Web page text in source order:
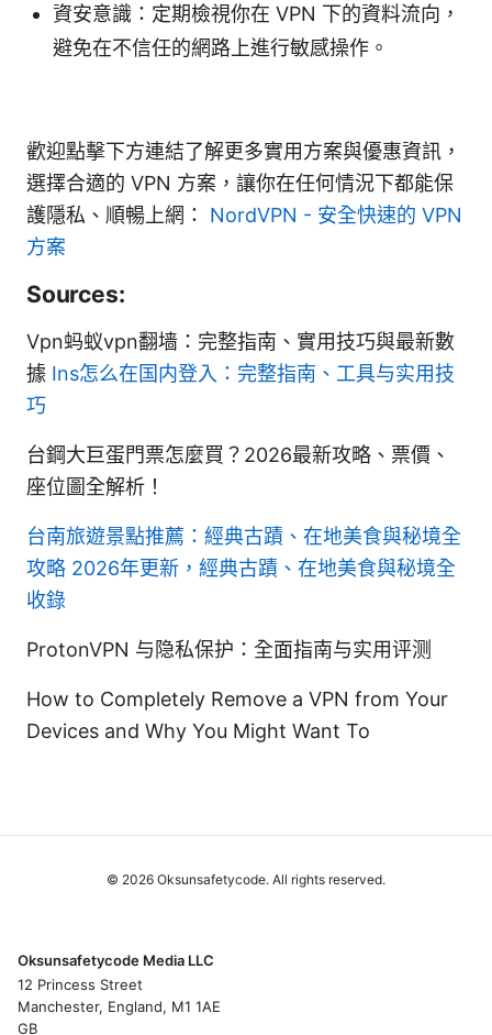
資安意識：定期檢視你在 VPN 下的資料流向，
避免在不信任的網路上進行敏感操作。
歡迎點擊下方連結了解更多實用方案與優惠資訊，
選擇合適的 VPN 方案，讓你在任何情況下都能保
護隱私、順暢上網： NordVPN - 安全快速的 VPN
方案
Sources:
Vpn蚂蚁vpn翻墙：完整指南、實用技巧與最新數
據 Ins怎么在国内登入：完整指南、工具与实用技
巧
台鋼大巨蛋門票怎麼買？2026最新攻略、票價、
座位圖全解析！
台南旅遊景點推薦：經典古蹟、在地美食與秘境全
攻略 2026年更新，經典古蹟、在地美食與秘境全
收錄
ProtonVPN 与隐私保护：全面指南与实用评测
How to Completely Remove a VPN from Your
Devices and Why You Might Want To
© 2026 Oksunsafetycode. All rights reserved.
Oksunsafetycode Media LLC
12 Princess Street
Manchester, England, M1 1AE
GB